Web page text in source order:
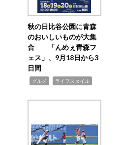
秋の日比谷公園に青森
のおいしいものが大集
合 「んめぇ青森フ
ェス」、9月18日から3
日間
グルメ ライフスタイル